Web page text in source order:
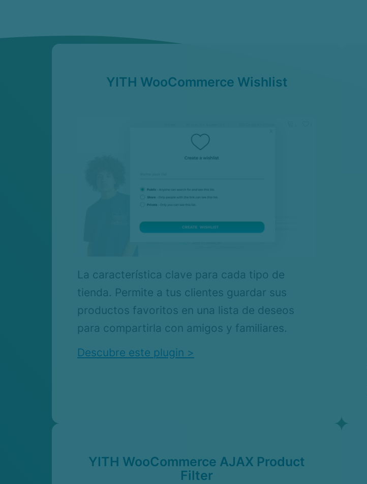
YITH WooCommerce Wishlist
La característica clave para cada tipo de
tienda. Permite a tus clientes guardar sus
productos favoritos en una lista de deseos
para compartirla con amigos y familiares.
Descubre este plugin >
YITH WooCommerce AJAX Product
Filter